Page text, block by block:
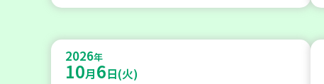
2026年
10月6日(火)